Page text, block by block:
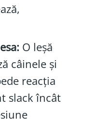
O leșă
câinele și
reacția
slack încât